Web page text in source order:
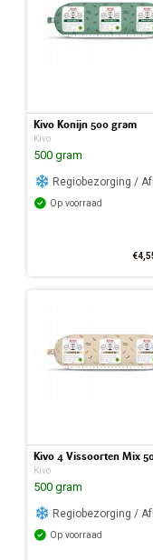
Kivo Konijn 500 gram
Kivo
500 gram
Regiobezorging /
Op voorraad
Kivo 4 Vissoorten Mix
Kivo
500 gram
Regiobezorging /
Op voorraad